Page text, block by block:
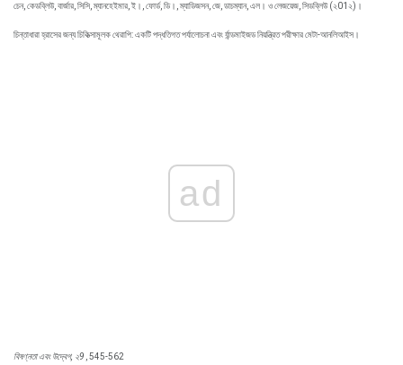
চেন, কেডব্লিউ, বার্জার, সিসি, ম্যানহেইমার, ই।, ফোর্ড, ডি।, ম্যাডিজসন, জে, ডাচম্যান, এল। ও লেজয়েজ, সিডব্লিউ (২01২)।
চিন্তাধারা হ্রাসের জন্য চিকিত্সামূলক থেরাপি: একটি পদ্ধতিগত পর্যালোচনা এবং র্যান্ডমাইজড নিয়ন্ত্রিত পরীক্ষার মেটা-আনলিআইস।
ad
বিষণ্নতা এবং উদ্বেগ, ২9 , 545-562